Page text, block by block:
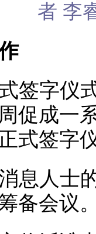
者 李
签字仪
促成一
式签字
息人士
备会议